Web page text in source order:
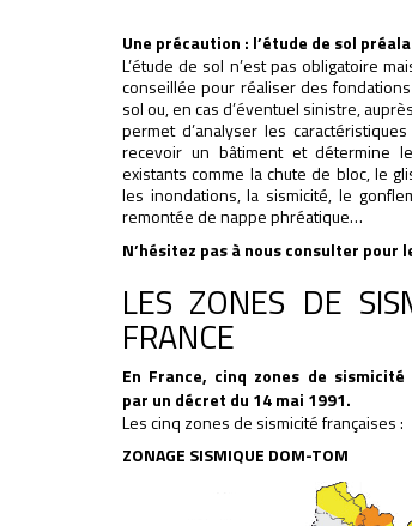
Une précaution : l’étude de sol
L’étude de sol n’est pas obligatoire
conseillée pour réaliser des
sol ou, en cas d’éventuel sinistre,
permet d’analyser les
recevoir un bâtiment et détermine
existants comme la chute de bloc, le
les inondations, la sismicité, le
remontée de nappe phréatique…
N’hésitez pas à nous consulter pour
LES ZONES DE
FRANCE
En France, cinq zones de
par un décret du 14 mai 1991.
Les cinq zones de sismicité françaises :
ZONAGE SISMIQUE DOM-TOM